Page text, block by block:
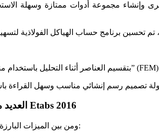
العديد من السمات البارزة لبرنامج Etabs 2016
ومن بين الميزات البارزة للبرنامج في إصدار 2016 ما يلي: